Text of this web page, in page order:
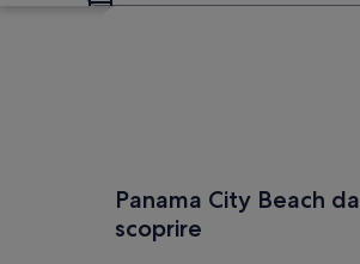
Panama City Beach da
scoprire